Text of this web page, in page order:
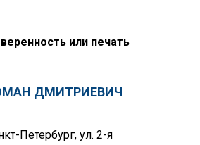
или печать
ДМИТРИЕВИЧ
Петербург, ул. 2-я